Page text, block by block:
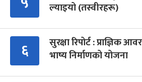
ल्याइयो (तस्वीरहरू)
६
सुरक्षा रिपोर्ट : प्राज्ञिक
भाष्य निर्माणको योजना